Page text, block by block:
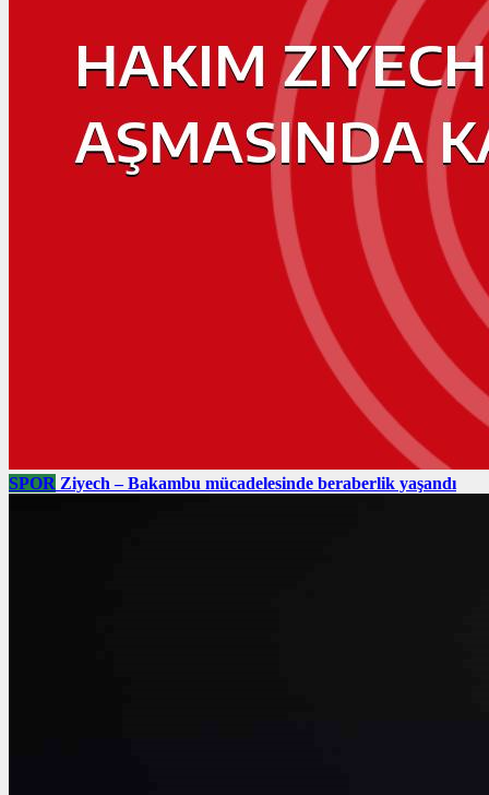
SPOR Ziyech – Bakambu mücadelesinde beraberlik yaşandı